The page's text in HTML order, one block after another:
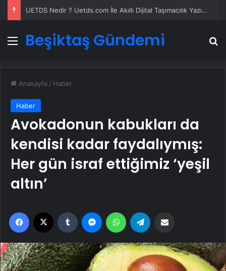
UETDS Nedir ? Uetds.com İle Akıllı Dijital Taşımacılık Yazılımı
Menü
Beşiktaş Gündemi
Anasayfa / Haber
Haber
Avokadonun kabukları da
kendisi kadar faydalıymış:
Her gün israf ettiğimiz ‘yeşil
altın’
Facebook Tumblr MessengerWhatsApp